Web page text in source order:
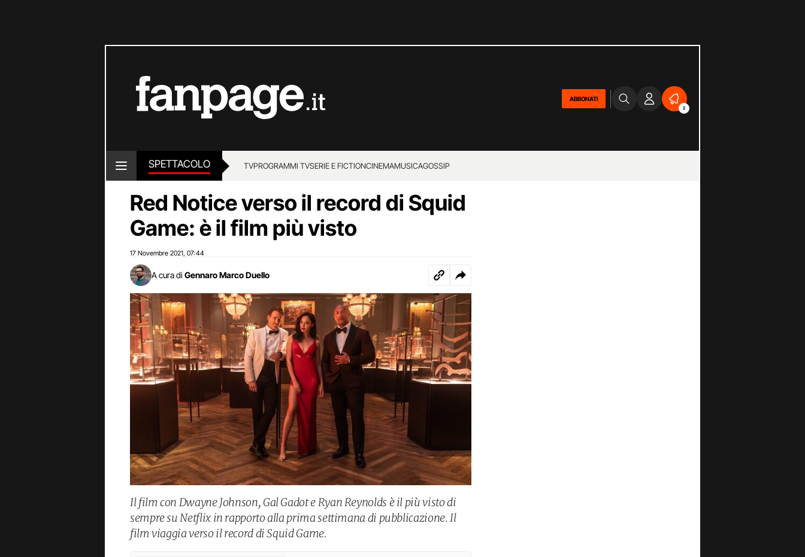
ABBONATI
2
SPETTACOLO TVPROGRAMMI TVSERIE E FICTIONCINEMAMUSICAGOSSIP
Red Notice verso il record di Squid
Game: è il film più visto
17 Novembre 2021 07:44
A cura di Gennaro Marco Duello
Il film con Dwayne Johnson, Gal Gadot e Ryan Reynolds è il più visto di
sempre su Netflix in rapporto alla prima settimana di pubblicazione. Il
film viaggia verso il record di Squid Game.